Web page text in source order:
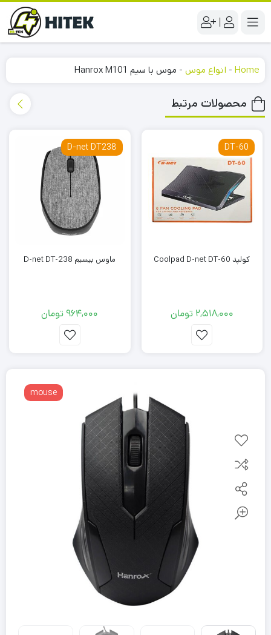
|
Home
- انواع موس - موس با سیم Hanrox M101
محصولات مرتبط
DT-60
کولپد Coolpad D-net DT-60
2,518,000 تومان
D-net DT238
ماوس بیسیم D-net DT-238
964,000تومان
mouse